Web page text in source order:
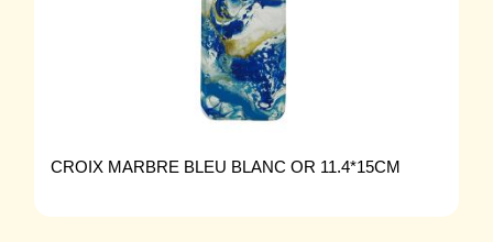
CROIX MARBRE BLEU BLANC OR 11.4*15CM